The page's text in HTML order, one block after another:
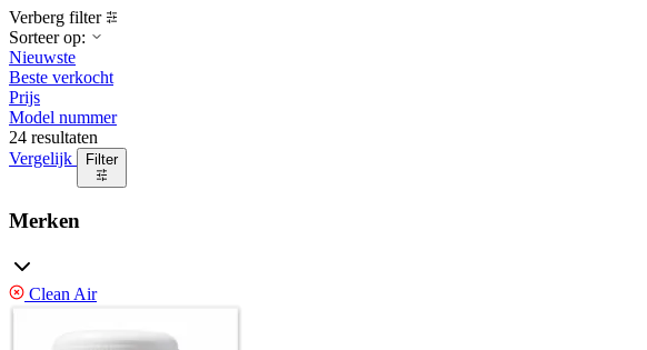
Verberg filter
Sorteer op:
Nieuwste
Beste verkocht
Prijs
Model nummer
24 resultaten
Vergelijk
Filter
Merken
Clean Air